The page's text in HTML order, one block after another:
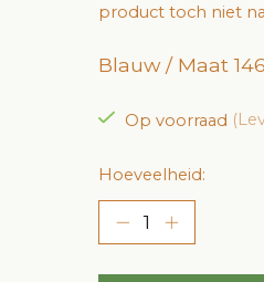
product toch niet
Blauw / Maat
Op voorraad
Hoeveelheid: